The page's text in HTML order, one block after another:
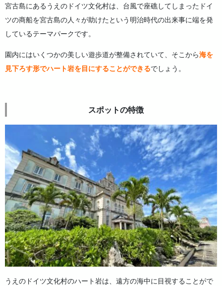
宮古島にあるうえのドイツ文化村は、台風で座礁してしまったドイ
ツの商船を宮古島の人々が助けたという明治時代の出来事に端を発
しているテーマパークです。
園内にはいくつかの美しい遊歩道が整備されていて、そこから海を
見下ろす形でハート岩を目にすることができるでしょう。
スポットの特徴
うえのドイツ文化村のハート岩は、遠方の海中に目視することがで